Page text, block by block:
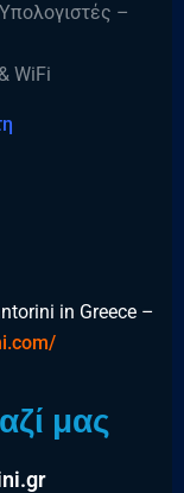
–
WiFi
in Greece –
μας